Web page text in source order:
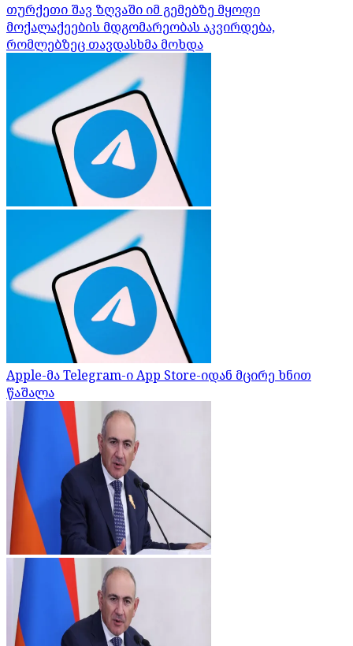
თურქეთი შავ ზღვაში იმ გემებზე მყოფი
მოქალაქეების მდგომარეობას აკვირდება,
რომლებზეც თავდასხმა მოხდა
Apple-მა Telegram-ი App Store-იდან მცირე ხნით
წაშალა